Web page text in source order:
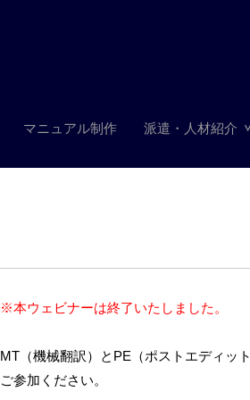
マニュアル制作 派遣・人材紹介
※本ウェビナーは終了いたしました。
MT（機械翻訳）とPE（ポストエディッ
ご参加ください。